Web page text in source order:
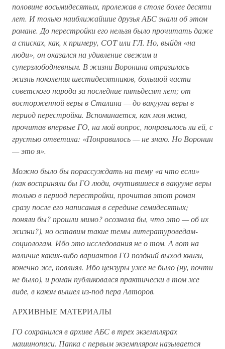
половине восьмидесятых, пролежав в столе более десяти
лет. И только наиближайшие друзья АБС знали об этом
романе. До перестройки его нельзя было прочитать даже
а списках, как, к примеру, СОТ или ГЛ. Но, выйдя «на
люди», он оказался на удивление свежим и
суперзлободневным. В жизни Воронина отразилась
жизнь поколения шестидесятников, большой части
советского народа за последние пятьдесят лет; от
восторженной веры в Сталина — до вакуума веры в
период перестройки. Вспоминается, как моя мама,
прочитав впервые ГО, на мой вопрос, понравилось ли ей, с
грустью ответила: «Понравилось — не знаю. Но Воронин
— это я».
Можно было бы порассуждать на тему «а что если»
(как восприняли бы ГО люди, очутившиеся в вакууме веры
только в период перестройки, прочитав этот роман
сразу после его написания в середине семидесятых;
поняли бы? прошли мимо? осознала бы, что это — об их
жизни?), но оставим такие темы литературоведам-
социологам. Ибо это исследования не о том. А вот на
наличие каких-либо вариантов ГО поздний выход книги,
конечно же, повлиял. Ибо цензуры уже не было (ну, почти
не было), и роман публиковался практически в том же
виде, в каком вышел из-под пера Авторов.
АРХИВНЫЕ МАТЕРИАЛЫ
ГО сохранился в архиве АБС в трех экземплярах
машинописи. Папка с первым экземпляром называется